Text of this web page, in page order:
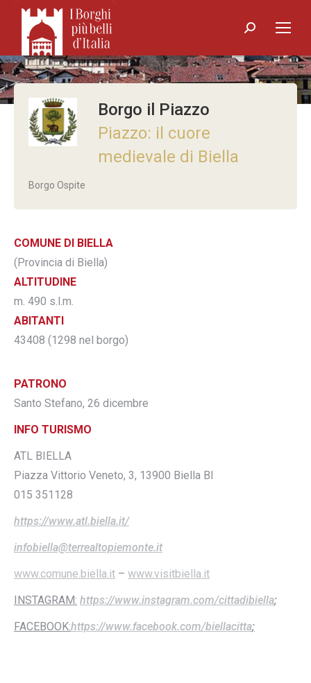
Search:
Borgo il Piazzo
Piazzo: il cuore
medievale di Biella
Borgo Ospite
COMUNE DI BIELLA
(Provincia di Biella)
ALTITUDINE
m. 490 s.l.m.
ABITANTI
43408 (1298 nel borgo)
PATRONO
Santo Stefano, 26 dicembre
INFO TURISMO
ATL BIELLA
Piazza Vittorio Veneto, 3, 13900 Biella BI
015 351128
https://www.atl.biella.it/
infobiella@terrealtopiemonte.it
www.comune.biella.it – www.visitbiella.it
INSTAGRAM: https://www.instagram.com/cittadibiella;
FACEBOOK:https://www.facebook.com/biellacitta;